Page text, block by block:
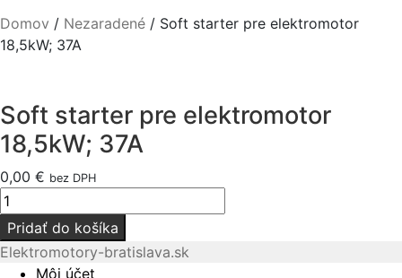
Domov / Nezaradené / Soft starter pre elektromotor
18,5kW; 37A
Soft starter pre elektromotor
18,5kW; 37A
0,00 € bez DPH
množstvo
Soft
starter
pre
Pridať do košíka
Elektromotory-bratislava.sk
Môj účet